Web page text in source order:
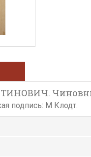
подпись: М Клодт.